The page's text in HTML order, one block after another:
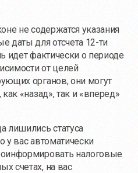
не содержатся указания
даты для отсчета 12-ти
идет фактически о периоде
от целей
органов, они могут
«назад», так и «вперед»
лишились статуса
у вас автоматически
налоговые
счетах, на вас